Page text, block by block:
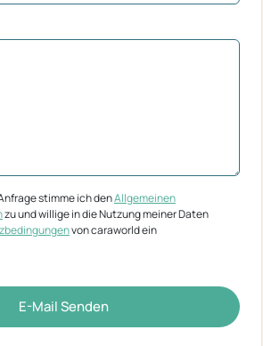
stimme ich denAllgemeinen
zu und willige in die Nutzung meiner Daten
von caraworld ein
E-Mail Senden